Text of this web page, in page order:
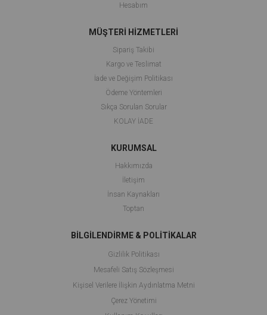
Hesabım
MÜŞTERİ HİZMETLERİ
Sipariş Takibi
Kargo ve Teslimat
İade ve Değişim Politikası
Ödeme Yöntemleri
Sıkça Sorulan Sorular
KOLAY İADE
KURUMSAL
Hakkımızda
İletişim
İnsan Kaynakları
Toptan
BİLGİLENDİRME & POLİTİKALAR
Gizlilik Politikası
Mesafeli Satış Sözleşmesi
Kişisel Verilere İlişkin Aydınlatma Metni
Çerez Yönetimi